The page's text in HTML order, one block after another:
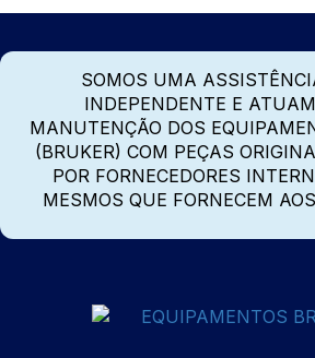
SOMOS UMA
INDEPENDENTE E
MANUTENÇÃO DOS
(BRUKER) COM PEÇAS
POR FORNECEDORES
MESMOS QUE FORNECEM